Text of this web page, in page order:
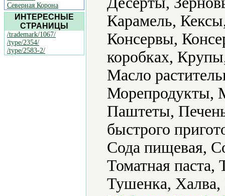
Северная Корона
ИНТЕРЕСНЫЕ
СТРАНИЦЫ
/trademark/1067/
/type/2354/
/type/2583-2/
Карамель,
Консервы,
коробках,
Масло
Морепродукты,
Паштеты,
быстрого
Сода пищевая,
Томатная
Тушенка,